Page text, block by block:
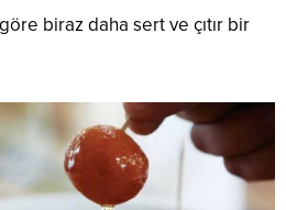
biraz daha sert ve çıtır bir